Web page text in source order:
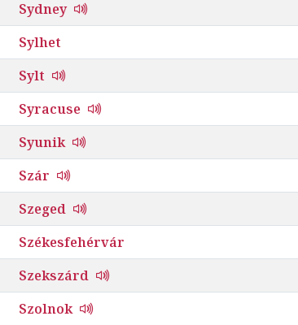
Sydney
Sylhet
Sylt
Syracuse
Syunik
Szár
Szeged
Székesfehérvár
Szekszárd
Szolnok